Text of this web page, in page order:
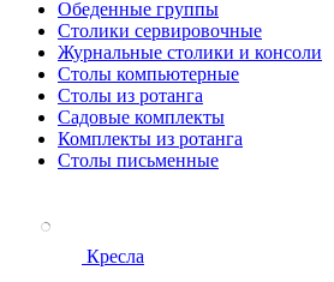
Обеденные группы
Столики сервировочные
Журнальные столики и консоли
Столы компьютерные
Столы из ротанга
Садовые комплекты
Комплекты из ротанга
Столы письменные
Кресла